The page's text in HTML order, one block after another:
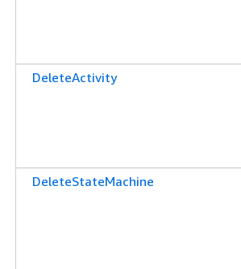
DeleteActivity
DeleteStateMachine